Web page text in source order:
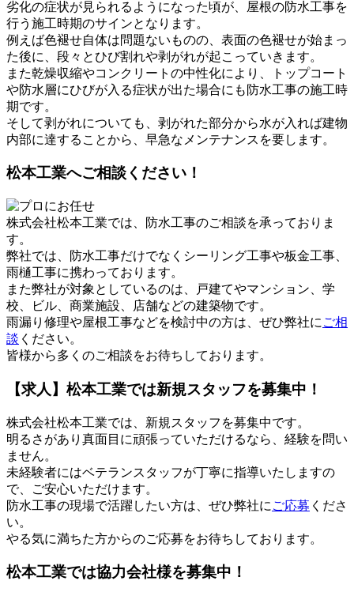
劣化の症状が見られるようになった頃が、屋根の防水工事を
行う施工時期のサインとなります。
例えば色褪せ自体は問題ないものの、表面の色褪せが始まっ
た後に、段々とひび割れや剥がれが起こっていきます。
また乾燥収縮やコンクリートの中性化により、トップコート
や防水層にひびが入る症状が出た場合にも防水工事の施工時
期です。
そして剥がれについても、剥がれた部分から水が入れば建物
内部に達することから、早急なメンテナンスを要します。
松本工業へご相談ください！
株式会社松本工業では、防水工事のご相談を承っておりま
す。
弊社では、防水工事だけでなくシーリング工事や板金工事、
雨樋工事に携わっております。
また弊社が対象としているのは、戸建てやマンション、学
校、ビル、商業施設、店舗などの建築物です。
雨漏り修理や屋根工事などを検討中の方は、ぜひ弊社に ご相
談 ください。
皆様から多くのご相談をお待ちしております。
【求人】松本工業では新規スタッフを募集中！
株式会社松本工業では、新規スタッフを募集中です。
明るさがあり真面目に頑張っていただけるなら、経験を問い
ません。
未経験者にはベテランスタッフが丁寧に指導いたしますの
で、ご安心いただけます。
防水工事の現場で活躍したい方は、ぜひ弊社に ご応募 くださ
い。
やる気に満ちた方からのご応募をお待ちしております。
松本工業では協力会社様を募集中！